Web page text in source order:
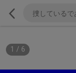
1 / 6